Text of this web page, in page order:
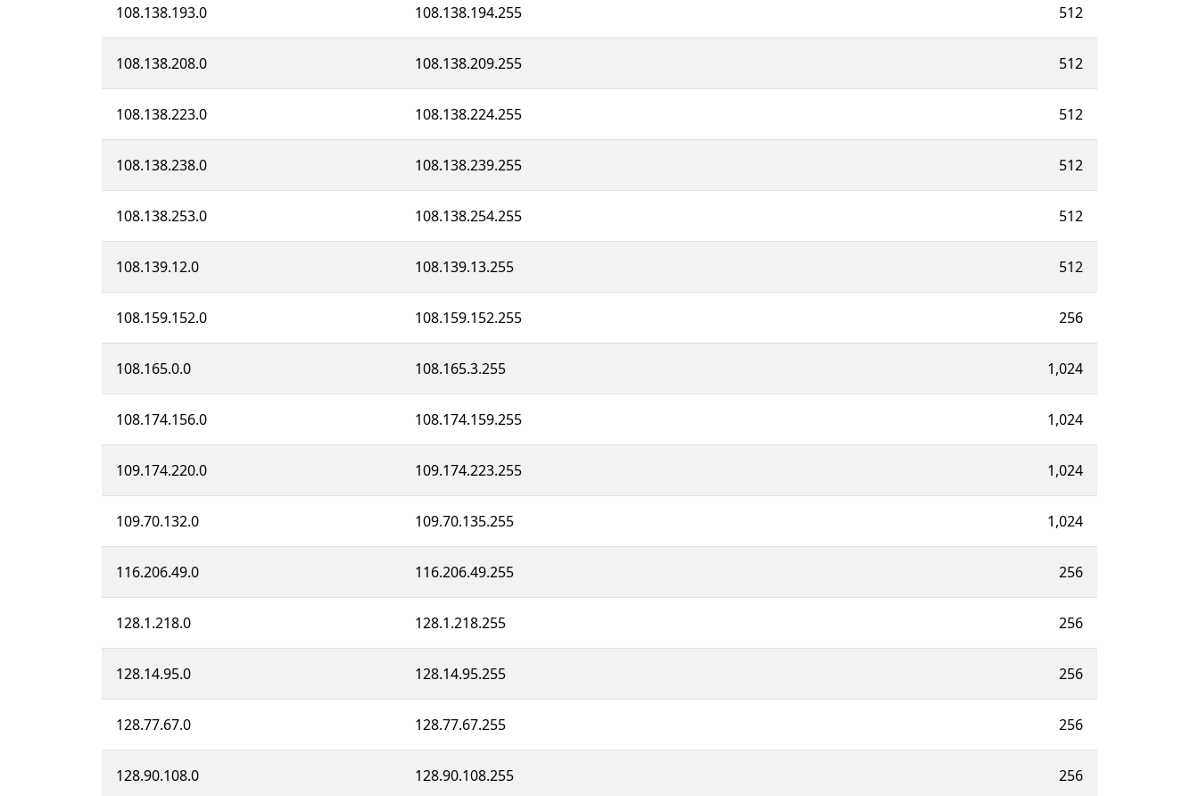
108.138.193.0 108.138.194.255 512
108.138.208.0 108.138.209.255 512
108.138.223.0 108.138.224.255 512
108.138.238.0 108.138.239.255 512
108.138.253.0 108.138.254.255 512
108.139.12.0 108.139.13.255 512
108.159.152.0 108.159.152.255 256
108.165.0.0 108.165.3.255 1,024
108.174.156.0 108.174.159.255 1,024
109.174.220.0 109.174.223.255 1,024
109.70.132.0 109.70.135.255 1,024
116.206.49.0 116.206.49.255 256
128.1.218.0 128.1.218.255 256
128.14.95.0 128.14.95.255 256
128.77.67.0 128.77.67.255 256
128.90.108.0 128.90.108.255 256